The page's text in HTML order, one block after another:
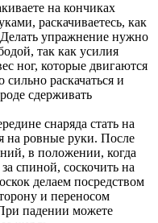
на кончиках
раскачиваетесь, как
упражнение нужно
так как усилия
ног, которые двигаются
раскачаться и
сдерживать
снаряда стать на
на ровные руки. После
в положении, когда
спиной, соскочить на
делаем посредством
и переносом
падении можете